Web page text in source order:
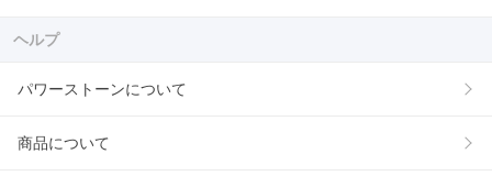
ヘルプ
パワーストーンについて
商品について